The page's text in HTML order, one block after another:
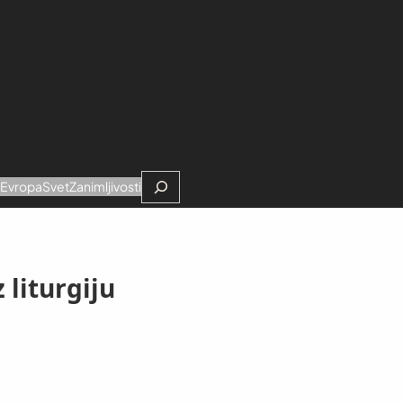
EvropaSvetZanimljivostiSearch
liturgiju